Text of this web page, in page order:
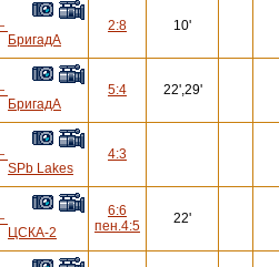
БригадА
2:8 10'
БригадА
5:4 22',29'
SPb Lakes
4:3
ЦСКА-2
6:6
пен.4:5
22'